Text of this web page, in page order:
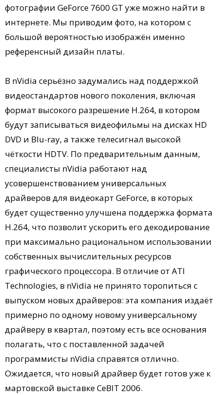
фотографии GeForce 7600 GT уже можно найти в
интернете. Мы приводим фото, на котором с
большой вероятностью изображён именно
референсный дизайн платы.
В nVidia серьёзно задумались над поддержкой
видеостандартов нового поколения, включая
формат высокого разрешение H.264, в котором
будут записываться видеофильмы на дисках HD
DVD и Blu-ray, а также телесигнал высокой
чёткости HDTV. По предварительным данным,
специалисты nVidia работают над
усовершенствованием универсальных
драйверов для видеокарт GeForce, в которых
будет существенно улучшена поддержка формата
H.264, что позволит ускорить его декодирование
при максимально рациональном использовании
собственных вычислительных ресурсов
графического процессора. В отличие от ATI
Technologies, в nVidia не принято торопиться с
выпуском новых драйверов: эта компания издаёт
примерно по одному новому универсальному
драйверу в квартал, поэтому есть все основания
полагать, что с поставленной задачей
программисты nVidia справятся отлично.
Ожидается, что новый драйвер будет готов уже к
мартовской выставке CeBIT 2006.